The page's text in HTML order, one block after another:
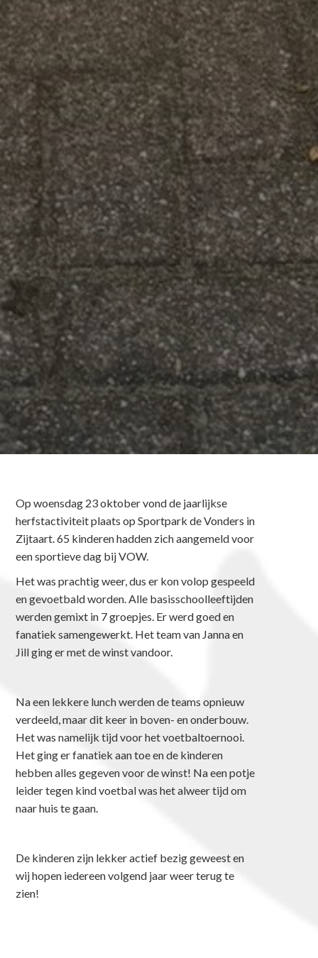
Op woensdag 23 oktober vond de jaarlijkse
herfstactiviteit plaats op Sportpark de Vonders in
Zijtaart. 65 kinderen hadden zich aangemeld voor
een sportieve dag bij VOW.
Het was prachtig weer, dus er kon volop gespeeld
en gevoetbald worden. Alle basisschoolleeftijden
werden gemixt in 7 groepjes. Er werd goed en
fanatiek samengewerkt. Het team van Janna en
Jill ging er met de winst vandoor.
Na een lekkere lunch werden de teams opnieuw
verdeeld, maar dit keer in boven- en onderbouw.
Het was namelijk tijd voor het voetbaltoernooi.
Het ging er fanatiek aan toe en de kinderen
hebben alles gegeven voor de winst! Na een potje
leider tegen kind voetbal was het alweer tijd om
naar huis te gaan.
De kinderen zijn lekker actief bezig geweest en
wij hopen iedereen volgend jaar weer terug te
zien!